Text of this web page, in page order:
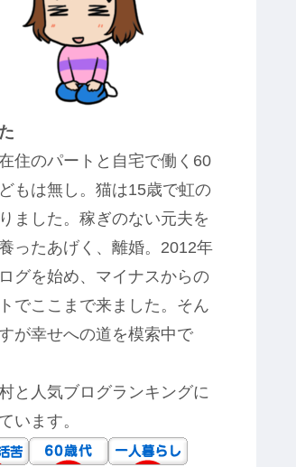
住のパートと自宅で働く60
もは無し。猫は15歳で虹の
ました。稼ぎのない元夫を
ったあげく、離婚。2012年
グを始め、マイナスからの
でここまで来ました。そん
が幸せへの道を模索中で
と人気ブログランキングに
います。